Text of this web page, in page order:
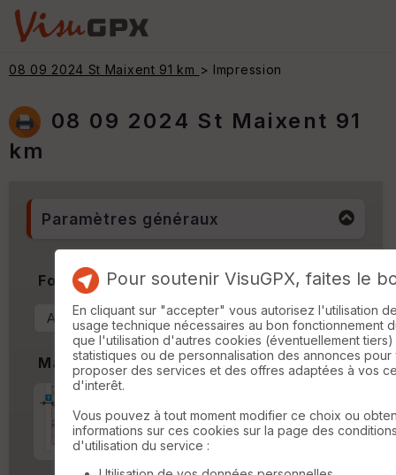
08 09 2024 St Maixent 91 km > Impression
08 09 2024 St Maixent 91
km
Paramètres généraux
Format & Orientation
Marges
Marge autour de la trace
Pour soutenir VisuGPX, faites le
En cliquant sur "accepter" vous autorisez l'utilisation
usage technique nécessaires au bon fonctionnement
que l'utilisation d'autres cookies (éventuellement
statistiques ou de personnalisation des annonces pour
proposer des services et des offres adaptées à vos
d'interêt.
Vous pouvez à tout moment modifier ce choix ou
informations sur ces cookies sur la page des
d'utilisation du service :